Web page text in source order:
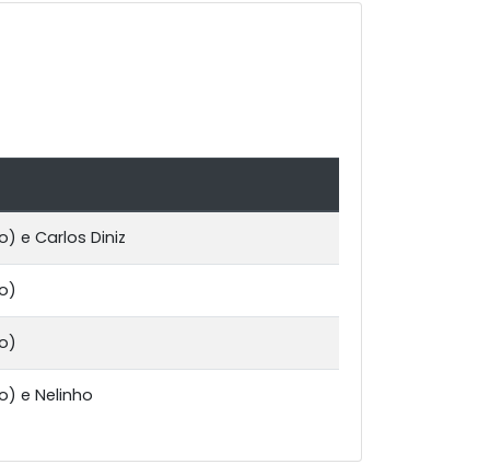
e Carlos Diniz
e Nelinho